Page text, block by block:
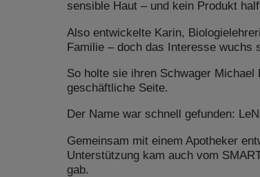
sensible Haut – und kein Produkt
Also entwickelte Karin,
Familie – doch das Interesse wuchs
So holte sie ihren Schwager
geschäftliche Seite.
Der Name war schnell gefunden:
Gemeinsam mit einem Apotheker
Unterstützung kam auch vom
gab.